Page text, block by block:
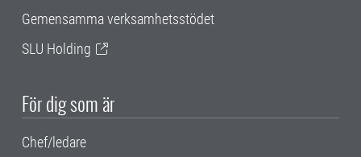
Gemensamma verksamhetsstödet
SLU Holding
För dig som är
Chef/ledare